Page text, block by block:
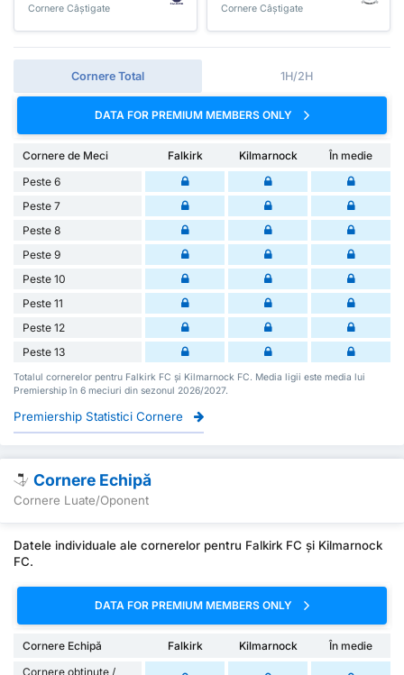
Cornere Câștigate Cornere Câștigate
Cornere Total 1H/2H
DATA FOR PREMIUM MEMBERS ONLY
Cornere de Meci Falkirk Kilmarnock
În medie
Peste 6
Peste 7
Peste 8
Peste 9
Peste 10
Peste 11
Peste 12
Peste 13
Totalul cornerelor pentru Falkirk FC și Kilmarnock FC. Media ligii este media lui
Premiership în 6 meciuri din sezonul 2026/2027.
Premiership Statistici Cornere
Cornere Echipă
Cornere Luate/Oponent
Datele individuale ale cornerelor pentru Falkirk FC și Kilmarnock
FC.
DATA FOR PREMIUM MEMBERS ONLY
Cornere Echipă Falkirk Kilmarnock
În medie
Cornere obținute /